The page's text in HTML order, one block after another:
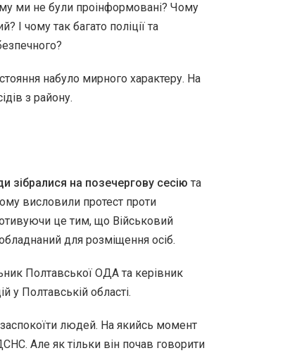
ми не були проінформовані? Чому
І чому так багато поліції та
набуло мирного характеру. На
з району.
зібралися на позечергову сесію та
висловили протест проти
це тим, що Військовий
для розміщення осіб.
Полтавської ОДА та керівник
у Полтавській області.
людей. На якийсь момент
Але як тільки він почав говорити